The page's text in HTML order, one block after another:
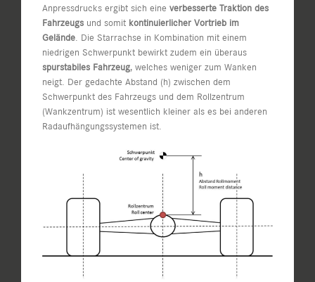
Anpressdrucks ergibt sich eine verbesserte Traktion des
Fahrzeugs und somit kontinuierlicher Vortrieb im
Gelände. Die Starrachse in Kombination mit einem
niedrigen Schwerpunkt bewirkt zudem ein überaus
spurstabiles Fahrzeug, welches weniger zum Wanken
neigt. Der gedachte Abstand (h) zwischen dem
Schwerpunkt des Fahrzeugs und dem Rollzentrum
(Wankzentrum) ist wesentlich kleiner als es bei anderen
Radaufhängungssystemen ist.